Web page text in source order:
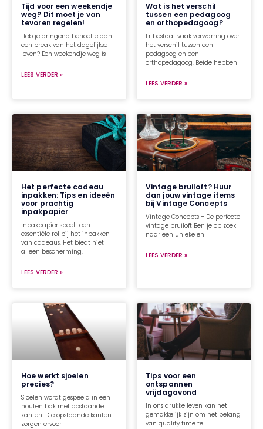
Tijd voor een weekendje
weg? Dit moet je van
tevoren regelen!
Heb je dringend behoefte aan
een break van het dagelijkse
leven? Een weekendje weg is
LEES VERDER »
Wat is het verschil
tussen een pedagoog
en orthopedagoog?
Er bestaat vaak verwarring over
het verschil tussen een
pedagoog en een
orthopedagoog. Beide hebben
LEES VERDER »
Het perfecte cadeau
inpakken: Tips en ideeën
voor prachtig
inpakpapier
Inpakpapier speelt een
essentiële rol bij het inpakken
van cadeaus. Het biedt niet
alleen bescherming,
LEES VERDER »
Vintage bruiloft? Huur
dan jouw vintage items
bij Vintage Concepts
Vintage Concepts – De perfecte
vintage bruiloft Ben je op zoek
naar een unieke en
LEES VERDER »
Hoe werkt sjoelen
precies?
Sjoelen wordt gespeeld in een
houten bak met opstaande
kanten. Die opstaande kanten
zorgen ervoor
Tips voor een
ontspannen
vrijdagavond
In ons drukke leven kan het
gemakkelijk zijn om het belang
van quality time te